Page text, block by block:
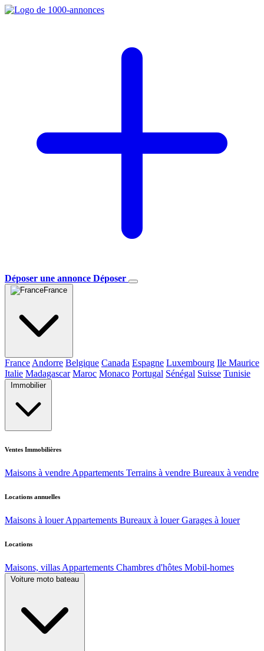
Déposer une annonce Déposer
France
France Andorre Belgique Canada Espagne Luxembourg Ile Maurice
Italie Madagascar Maroc Monaco Portugal Sénégal Suisse Tunisie
Immobilier
Ventes Immobilières
Maisons à vendre Appartements Terrains à vendre Bureaux à vendre
Locations annuelles
Maisons à louer Appartements Bureaux à louer Garages à louer
Locations
Maisons, villas Appartements Chambres d'hôtes Mobil-homes
Voiture moto bateau